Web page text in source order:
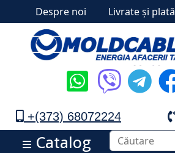
Despre noi Livrate și plată
+(373) 68072224
Catalog